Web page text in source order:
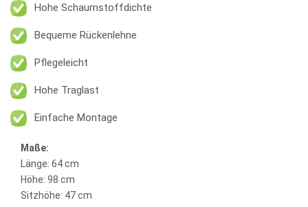
Hohe Schaumstoffdichte
Bequeme Rückenlehne
Pflegeleicht
Hohe Traglast
Einfache Montage
Maße:
Länge: 64 cm
Höhe: 98 cm
Sitzhöhe: 47 cm